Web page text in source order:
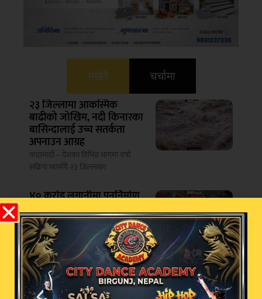
भर्खरै चर्चामा
२३ जिल्लामा आकस्मिक
बाढीको जोखिम, नदी किनारका
बासिन्दालाई उच्च सतर्कता
अपनाउन आग्रह
काठमाडौं – देशका विभिन्न भागमा वर्षा
सक्रिय भएसँगै २३ जिल्लाका
४० करोड लगानीमा पुनर्निर्माण
हुँदै मन्त्री आवास
काठमाडौं – । जेनजी आन्दोलनमा क्षतिग्रस्त
भैँसेपाटीस्थित मन्त्रीहरूको सरकारी आवास
औषधि लिमिटेडदेखि नेपाल
एयरलाइन्ससम्म सकारात्मक
नतिजा देखिन थालेको